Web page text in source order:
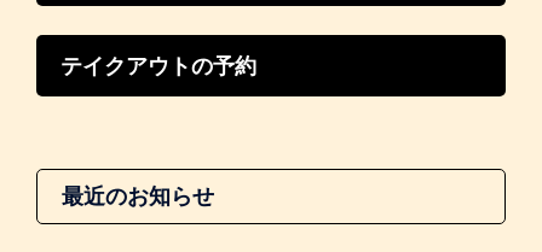
テイクアウトの予約
最近のお知らせ